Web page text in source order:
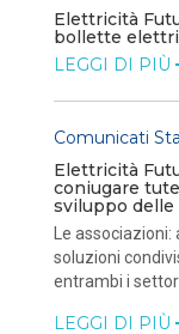
Elettricità
bollette
LEGGI DI PIÙ
Comunicati
Elettricità
coniugare
sviluppo
Le
soluzioni
entrambi i
LEGGI DI PIÙ